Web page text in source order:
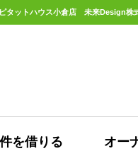
タットハウス小倉店 未来Design株
を借りる オー